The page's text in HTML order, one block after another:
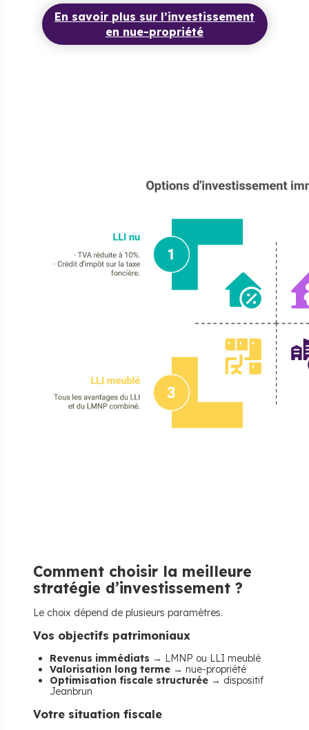
En savoir plus sur l’investissement
en nue-propriété
Comment choisir la meilleure
stratégie d’investissement ?
Le choix dépend de plusieurs paramètres.
Vos objectifs patrimoniaux
Revenus immédiats → LMNP ou LLI meublé
Valorisation long terme → nue-propriété
Optimisation fiscale structurée → dispositif
Jeanbrun
Votre situation fiscale